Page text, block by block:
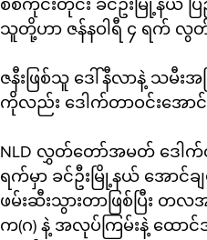
စစ်ကိုင်းတိုင်း ခင်ဦးမြို့နယ်
သူတို့ဟာ ဇန်နဝါရီ ၄ ရက် လွ
ဇနီးဖြစ်သူ ဒေါ်နီလာနဲ့ သမီး
ကိုလည်း ဒေါက်တာဝင်းအော
NLD လွှတ်တော်အမတ် ဒေါက်တ
ရက်မှာ ခင်ဦးမြို့နယ် အောင်
ဖမ်းဆီးသွားတာဖြစ်ပြီး
က(ဂ) နဲ့ အလုပ်ကြမ်းနဲ့ ထောင်